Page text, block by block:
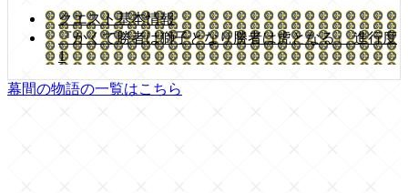
クエスト基本情報
『かくて勝者は獅子となり勝者は虎となる』 進行度
1
幕間の物語の一覧はこちら